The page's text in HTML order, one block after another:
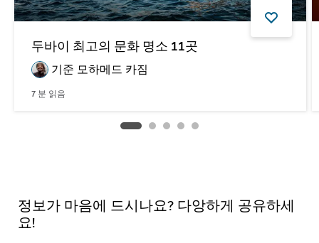
두바이 최고의 문화 명소 11곳
기준 모하메드 카짐
7 분 읽음
정보가 마음에 드시나요? 다앙하게 공유하세
요!